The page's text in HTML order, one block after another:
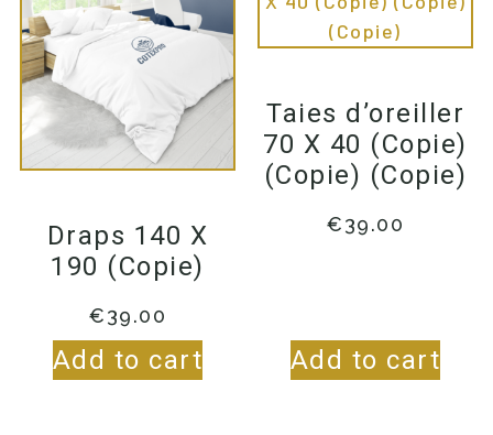
Draps 140 X
190 (Copie)
€39.00
Add to cart
Taies d’oreiller
70 X 40 (Copie)
(Copie) (Copie)
€39.00
Add to cart